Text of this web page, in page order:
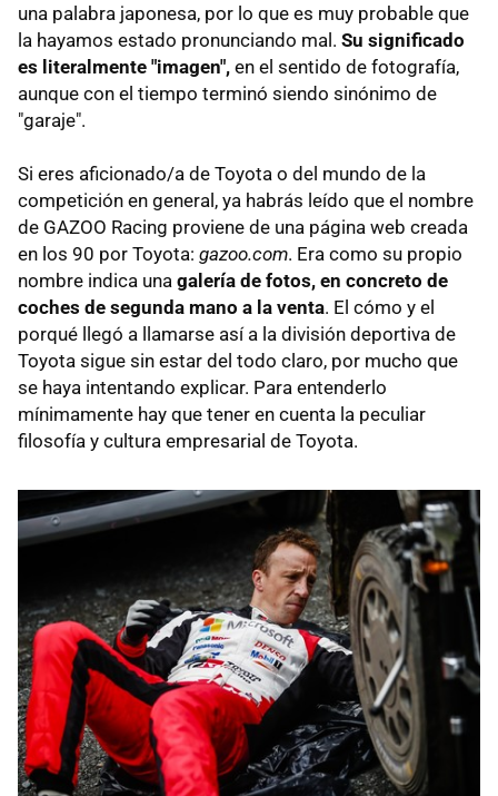
una palabra japonesa, por lo que es muy probable que
la hayamos estado pronunciando mal. Su significado
es literalmente "imagen", en el sentido de fotografía,
aunque con el tiempo terminó siendo sinónimo de
"garaje".
Si eres aficionado/a de Toyota o del mundo de la
competición en general, ya habrás leído que el nombre
de GAZOO Racing proviene de una página web creada
en los 90 por Toyota: gazoo.com. Era como su propio
nombre indica una galería de fotos, en concreto de
coches de segunda mano a la venta. El cómo y el
porqué llegó a llamarse así a la división deportiva de
Toyota sigue sin estar del todo claro, por mucho que
se haya intentando explicar. Para entenderlo
mínimamente hay que tener en cuenta la peculiar
filosofía y cultura empresarial de Toyota.